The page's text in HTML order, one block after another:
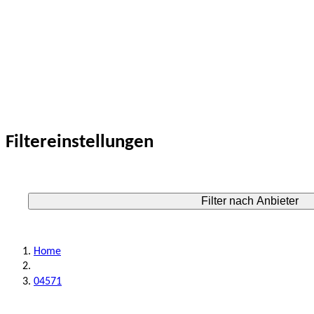
Filtereinstellungen
Filter nach Anbieter
Home
04571